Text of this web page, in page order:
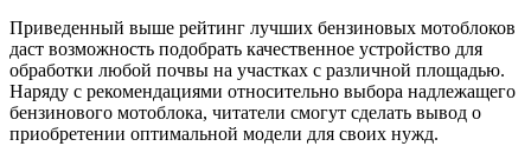
Приведенный выше рейтинг лучших бензиновых мотоблоков
даст возможность подобрать качественное устройство для
обработки любой почвы на участках с различной площадью.
Наряду с рекомендациями относительно выбора надлежащего
бензинового мотоблока, читатели смогут сделать вывод о
приобретении оптимальной модели для своих нужд.